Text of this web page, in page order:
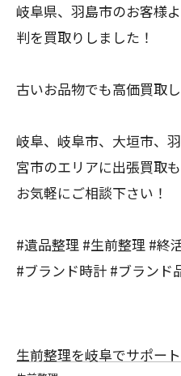
岐阜県、羽島市のお客様
判を買取りしました！
古いお品物でも高価買取
岐阜、岐阜市、大垣市、
宮市のエリアに出張買取
お気軽にご相談下さい！
#遺品整理 #生前整理 #終
#ブランド時計 #ブランド
生前整理を岐阜でサポート